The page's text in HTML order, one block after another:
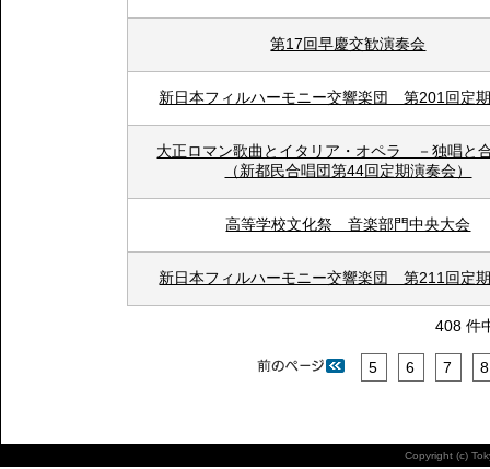
第17回早慶交歓演奏会
新日本フィルハーモニー交響楽団 第201回定
大正ロマン歌曲とイタリア・オペラ －独唱
（新都民合唱団第44回定期演奏会）
高等学校文化祭 音楽部門中央大会
新日本フィルハーモニー交響楽団 第211回定
408 件
5 6 7 8
Copyright (c)